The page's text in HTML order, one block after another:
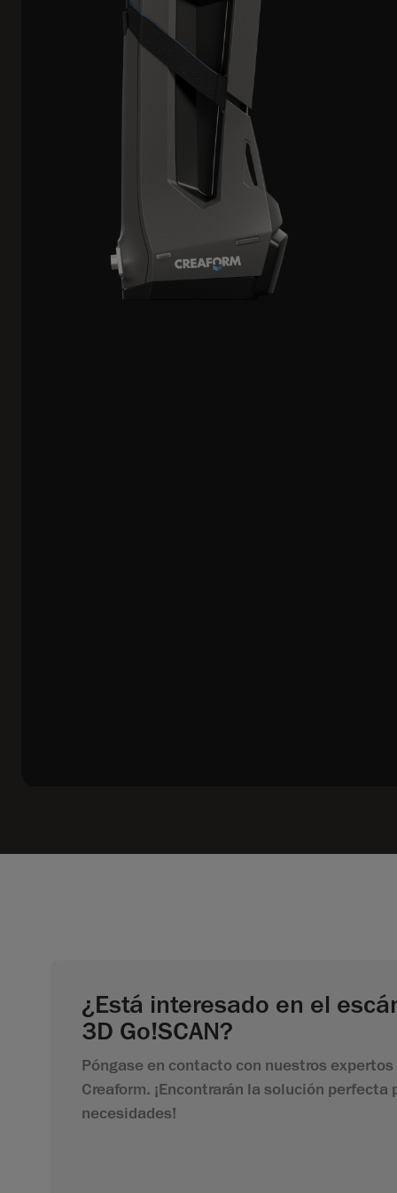
¿Está interesado en el
3D Go!SCAN?
Póngase en contacto con nuestros expertos
Creaform. ¡Encontrarán la solución perfecta
necesidades!